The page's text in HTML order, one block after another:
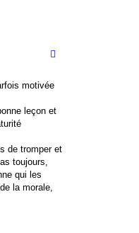
motivée
leçon et
de tromper et
toujours,
qui les
la morale,